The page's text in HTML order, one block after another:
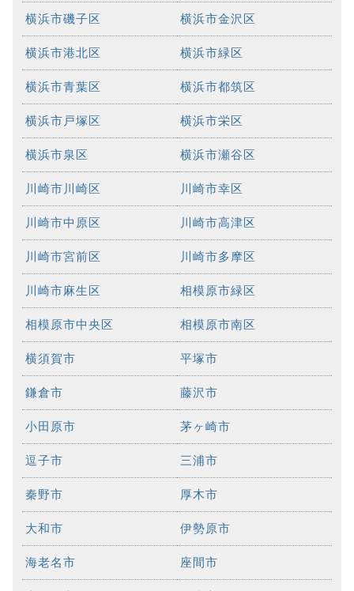
横浜市磯子区 横浜市金沢区
横浜市港北区 横浜市緑区
横浜市青葉区 横浜市都筑区
横浜市戸塚区 横浜市栄区
横浜市泉区 横浜市瀬谷区
川崎市川崎区 川崎市幸区
川崎市中原区 川崎市高津区
川崎市宮前区 川崎市多摩区
川崎市麻生区 相模原市緑区
相模原市中央区 相模原市南区
横須賀市 平塚市
鎌倉市 藤沢市
小田原市 茅ヶ崎市
逗子市 三浦市
秦野市 厚木市
大和市 伊勢原市
海老名市 座間市